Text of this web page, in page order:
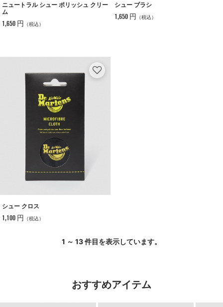
ニュートラル シュー ポリッシュ クリー
ム
1,650 円 （税込）
シュー ブラシ
1,650 円 （税込）
シュー クロス
1,100 円 （税込）
1 ～ 13 件目を表示しています。
おすすめアイテム